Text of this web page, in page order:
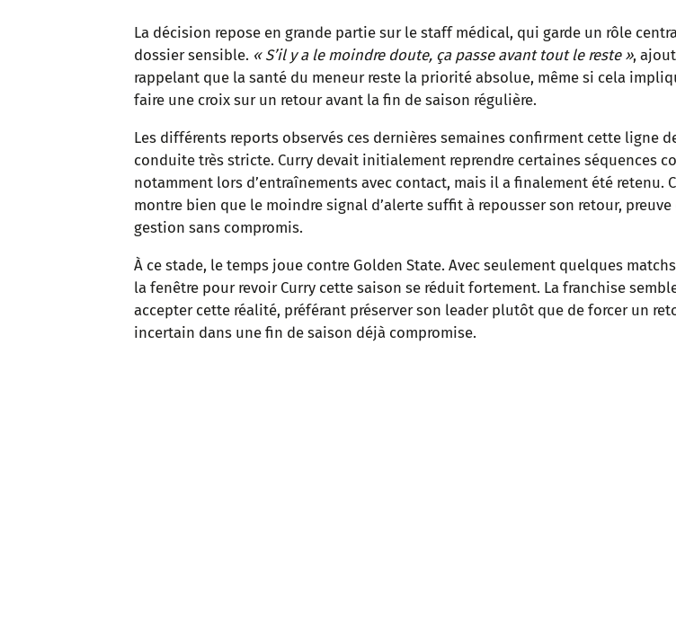
La décision repose en grande partie sur le staff médical, qui garde un rôle
dossier sensible. « S’il y a le moindre doute, ça passe avant tout le reste »,
rappelant que la santé du meneur reste la priorité absolue, même si cela
faire une croix sur un retour avant la fin de saison régulière.
Les différents reports observés ces dernières semaines confirment cette ligne
conduite très stricte. Curry devait initialement reprendre certaines séquences
notamment lors d’entraînements avec contact, mais il a finalement été retenu.
montre bien que le moindre signal d’alerte suffit à repousser son retour, preuve
gestion sans compromis.
À ce stade, le temps joue contre Golden State. Avec seulement quelques
la fenêtre pour revoir Curry cette saison se réduit fortement. La franchise
accepter cette réalité, préférant préserver son leader plutôt que de forcer un
incertain dans une fin de saison déjà compromise.